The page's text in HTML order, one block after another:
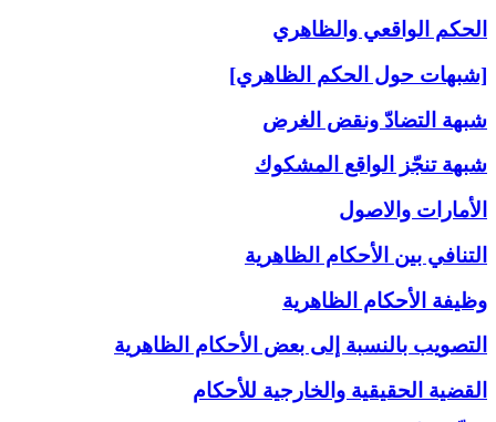
الحكم الواقعي والظاهري
[شبهات حول الحكم الظاهري]
شبهة التضادّ ونقض الغرض
شبهة تنجّز الواقع المشكوك
الأمارات والاصول
التنافي بين الأحكام الظاهرية
وظيفة الأحكام الظاهرية
التصويب بالنسبة إلى‏ بعض الأحكام الظاهرية
القضية الحقيقية والخارجية للأحكام